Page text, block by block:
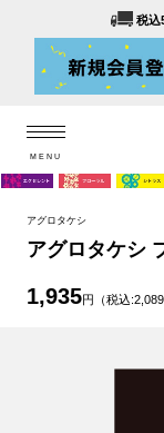
税込
MENU
MENU
アグロタケシ
アグロタケシ
1,935円（税込